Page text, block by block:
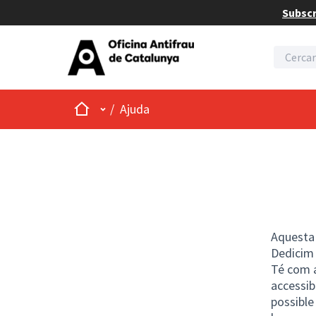
Inici Menú principal
/ Ajuda
Dedicim
Té com